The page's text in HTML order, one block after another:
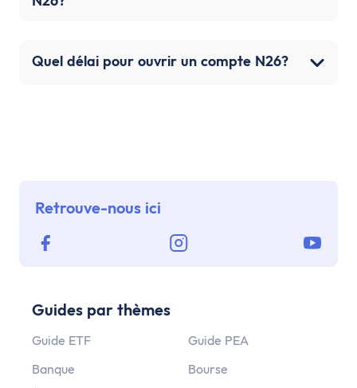
Quel délai pour ouvrir un compte N26?
Retrouve-nous ici
Guides par thèmes
Guide ETF
Guide PEA
Banque
Bourse